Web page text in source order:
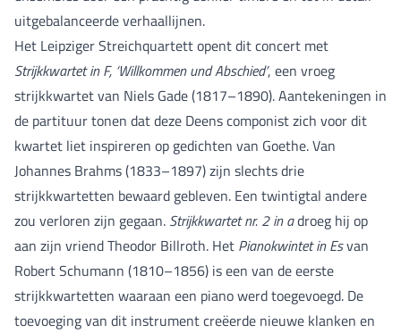
uitgebalanceerde verhaallijnen.
Het Leipziger Streichquartett opent dit concert met
Strijkkwartet in F, ‘Willkommen und Abschied’, een vroeg
strijkkwartet van Niels Gade (1817–1890). Aantekeningen in
de partituur tonen dat deze Deens componist zich voor dit
kwartet liet inspireren op gedichten van Goethe. Van
Johannes Brahms (1833–1897) zijn slechts drie
strijkkwartetten bewaard gebleven. Een twintigtal andere
zou verloren zijn gegaan. Strijkkwartet nr. 2 in adroeg hij op
aan zijn vriend Theodor Billroth. Het Pianokwintet in Esvan
Robert Schumann (1810–1856) is een van de eerste
strijkkwartetten waaraan een piano werd toegevoegd. De
toevoeging van dit instrument creëerde nieuwe klanken en